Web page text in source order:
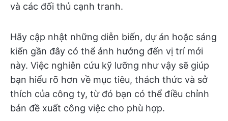
và các đối thủ cạnh tranh.
Hãy cập nhật những diễn biến, dự án hoặc sáng
kiến gần đây có thể ảnh hưởng đến vị trí mới
này. Việc nghiên cứu kỹ lưỡng như vậy sẽ giúp
bạn hiểu rõ hơn về mục tiêu, thách thức và sở
thích của công ty, từ đó bạn có thể điều chỉnh
bản đề xuất công việc cho phù hợp.